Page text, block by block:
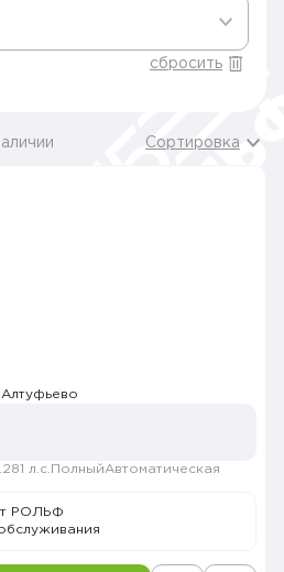
сбросить
Сортировка
281 л.с. ПолныйАвтоматическая
РОЛЬФ